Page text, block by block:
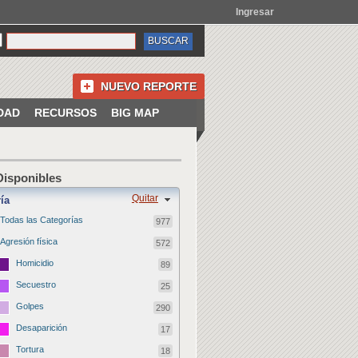
Ingresar
NUEVO REPORTE
RECURSOS BIG MAP
Quitar
Todas las Categorías 977
Agresión física 572
Homicidio 89
Secuestro 25
Golpes 290
Desaparición 17
Tortura 18